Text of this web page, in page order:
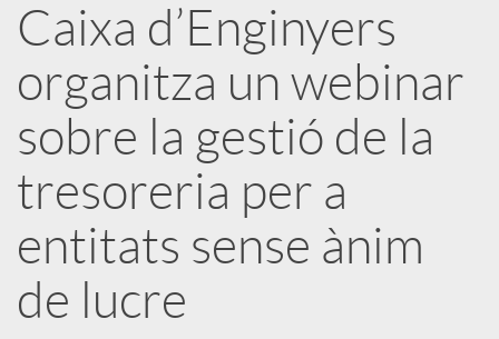
b
l
i
c
a
Caixa d’Enginyers
organitza un webinar
sobre la gestió de la
tresoreria per a
entitats sense ànim
de lucre